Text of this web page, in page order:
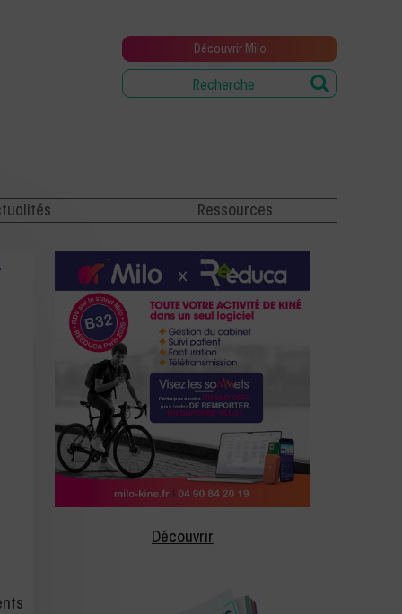
Découvrir Milo
Ressources
Découvrir